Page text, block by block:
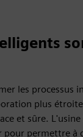
les processus
plus
et sûre.
permettre à